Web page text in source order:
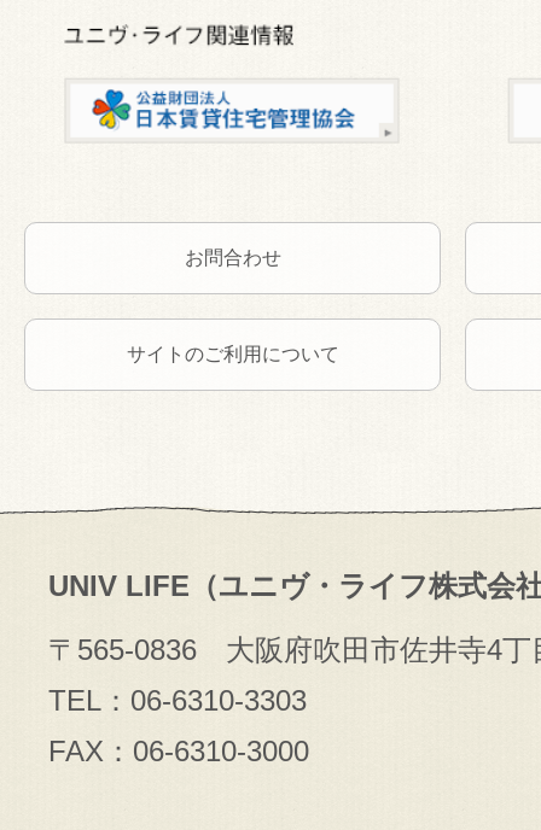
お問合わせ
サイトのご利用について
UNIV LIFE（ユニヴ・ライフ株式会
〒565-0836 大阪府吹田市佐井寺4丁
TEL：06-6310-3303
FAX：06-6310-3000